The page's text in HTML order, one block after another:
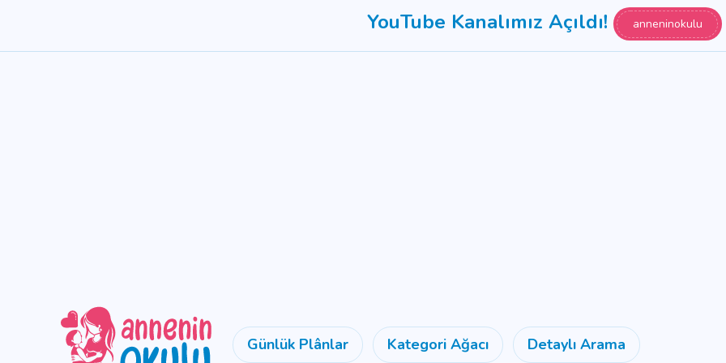
YouTube Kanalımız Açıldı! anneninokulu
Günlük Plânlar Kategori Ağacı Detaylı Arama